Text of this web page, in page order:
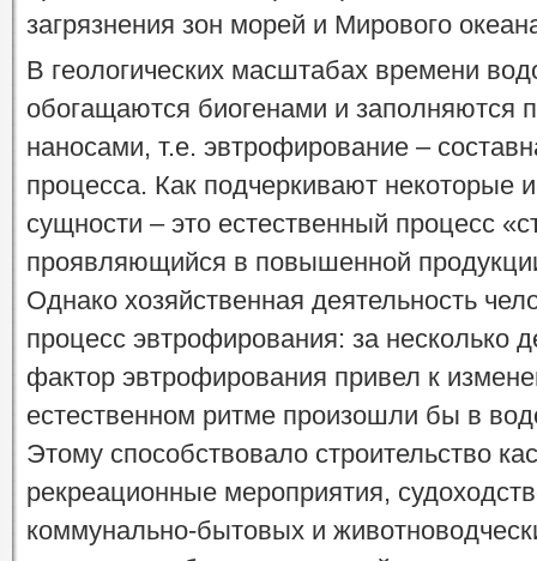
загрязнения зон морей и Мирового
В геологических масштабах времени
обогащаются биогенами и заполняются
наносами, т.е. эвтрофирование –
процесса. Как подчеркивают некоторые
сущности – это естественный процесс
проявляющийся в повышенной
Однако хозяйственная деятельность
процесс эвтрофирования: за несколько
фактор эвтрофирования привел к
естественном ритме произошли бы в
Этому способствовало строительство
рекреационные мероприятия,
коммунально-бытовых и